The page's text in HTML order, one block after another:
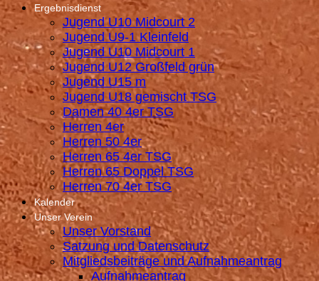
Ergebnisdienst
Jugend U10 Midcourt 2
Jugend U9-1 Kleinfeld
Jugend U10 Midcourt 1
Jugend U12 Großfeld grün
Jugend U15 m
Jugend U18 gemischt TSG
Damen 40 4er TSG
Herren 4er
Herren 50 4er
Herren 65 4er TSG
Herren 65 Doppel TSG
Herren 70 4er TSG
Kalender
Unser Verein
Unser Vorstand
Satzung und Datenschutz
Mitgliedsbeiträge und Aufnahmeantrag
Aufnahmeantrag